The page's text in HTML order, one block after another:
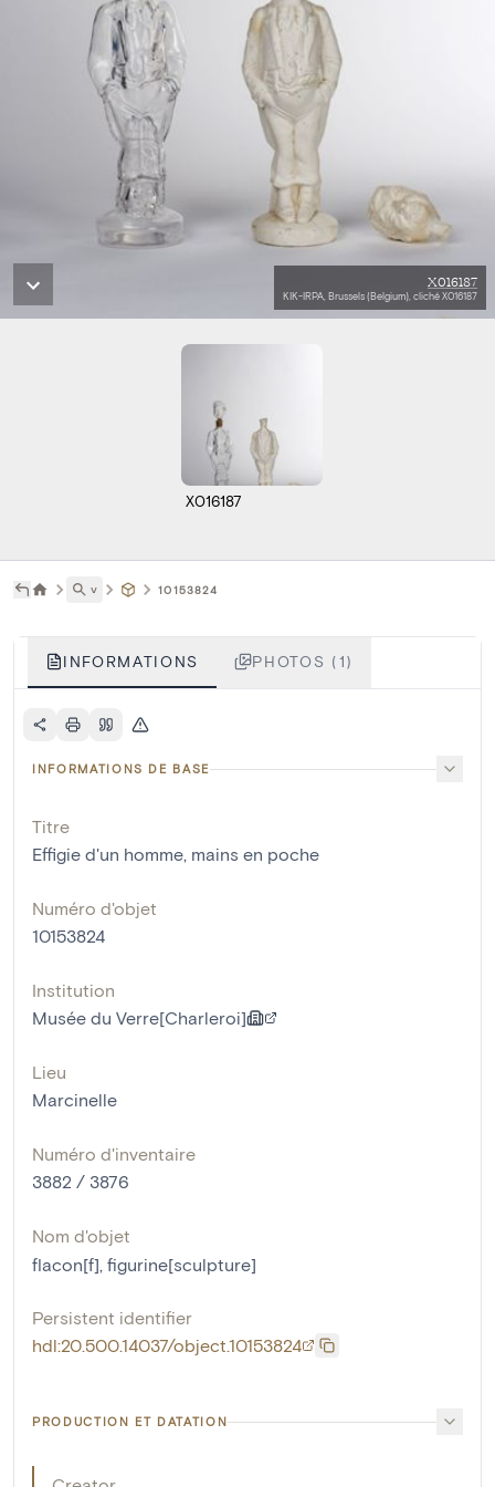
X016187
KIK-IRPA, Brussels (Belgium), cliché X016187
X016187
˅ 10153824
INFORMATIONS PHOTOS (1)
INFORMATIONS DE BASE
Titre
Effigie d'un homme, mains en poche
Numéro d'objet
10153824
Institution
Musée du Verre[Charleroi]
Lieu
Marcinelle
Numéro d'inventaire
3882 / 3876
Nom d'objet
flacon[f], figurine[sculpture]
Persistent identifier
hdl:20.500.14037/object.10153824
PRODUCTION ET DATATION